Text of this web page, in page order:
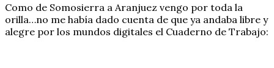
Como de Somosierra a Aranjuez vengo por toda la
orilla…no me había dado cuenta de que ya andaba libre y
alegre por los mundos digitales el Cuaderno de Trabajo: